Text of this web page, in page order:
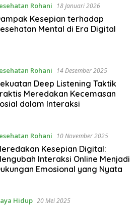
Rohani 18 Januari 2026
Kesepian terhadap
Mental di Era Digital
Rohani 14 Desember 2025
Deep Listening Taktik
Meredakan Kecemasan
dalam Interaksi
Rohani 10 November 2025
Kesepian Digital:
Interaksi Online Menjadi
Emosional yang Nyata
Hidup 20 Mei 2025